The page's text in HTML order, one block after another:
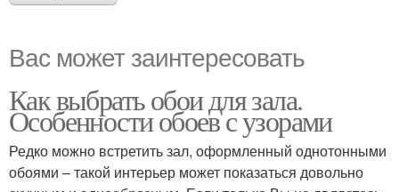
Вас может заинтересовать
Как выбрать обои для зала.
Особенности обоев с узорами
Редко можно встретить зал, оформленный однотонными
обоями – такой интерьер может показаться довольно